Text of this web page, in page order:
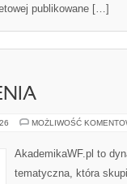
publikowane […]
MOŻLIWOŚĆ
AkademikaWF.pl to
tematyczna, która